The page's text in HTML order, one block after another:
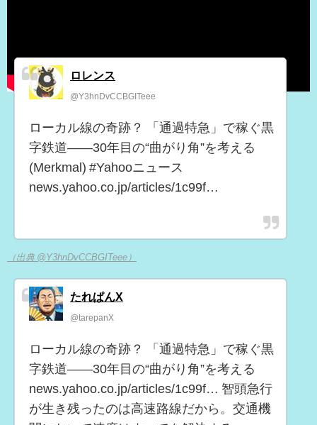
ロレンス
@Y3hnDvCCBGITeee
ローカル線の奇跡？ 「通過特急」で稼ぐ黒
字鉄道――30年目の“曲がり角”を考える
(Merkmal) #Yahooニュース
news.yahoo.co.jp/articles/1c99f…
（出典 @Y3hnDvCCBGITeee）
たれぱんX
@tarepanX
ローカル線の奇跡？ 「通過特急」で稼ぐ黒
字鉄道――30年目の“曲がり角”を考える
news.yahoo.co.jp/articles/1c99f… 智頭急行
が生き残ったのは高速路線だから。交通機